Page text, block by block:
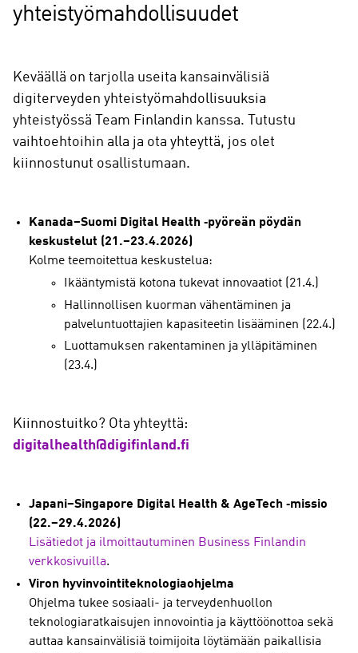
yhteistyömahdollisuudet
Keväällä on tarjolla useita kansainvälisiä
digiterveyden yhteistyömahdollisuuksia
yhteistyössä Team Finlandin kanssa. Tutustu
vaihtoehtoihin alla ja ota yhteyttä, jos olet
kiinnostunut osallistumaan.
Kanada–Suomi Digital Health ‑pyöreän pöydän
keskustelut (21.–23.4.2026)
Kolme teemoitettua keskustelua:
Ikääntymistä kotona tukevat innovaatiot (21.4.)
Hallinnollisen kuorman vähentäminen ja
palveluntuottajien kapasiteetin lisääminen (22.4.)
Luottamuksen rakentaminen ja ylläpitäminen
(23.4.)
Kiinnostuitko? Ota yhteyttä:
digitalhealth@digifinland.fi
Japani–Singapore Digital Health & AgeTech ‑missio
(22.–29.4.2026)
Lisätiedot ja ilmoittautuminen Business Finlandin
verkkosivuilla.
Viron hyvinvointiteknologiaohjelma
Ohjelma tukee sosiaali- ja terveydenhuollon
teknologiaratkaisujen innovointia ja käyttöönottoa sekä
auttaa kansainvälisiä toimijoita löytämään paikallisia